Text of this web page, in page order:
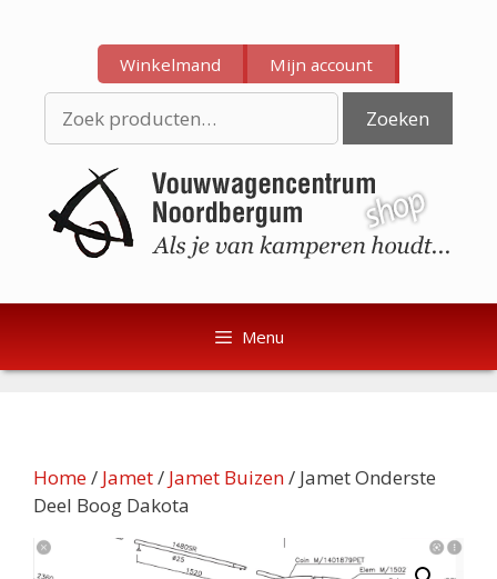
inhoud
inhoud
Winkelmand Mijn account
naar:
Zoeken
Menu
Home/ Jamet/ Jamet Buizen/ Jamet Onderste
Deel Boog Dakota